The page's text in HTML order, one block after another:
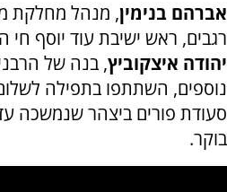
אברהם בנימין, מנהל מחלקת
רגבים, ראש ישיבת עוד יוסף חי
יהודה איצקוביץ, בנה של
נוספים, השתתפו בתפילה
סעודת פורים ביצהר שנמשכה
בוקר.